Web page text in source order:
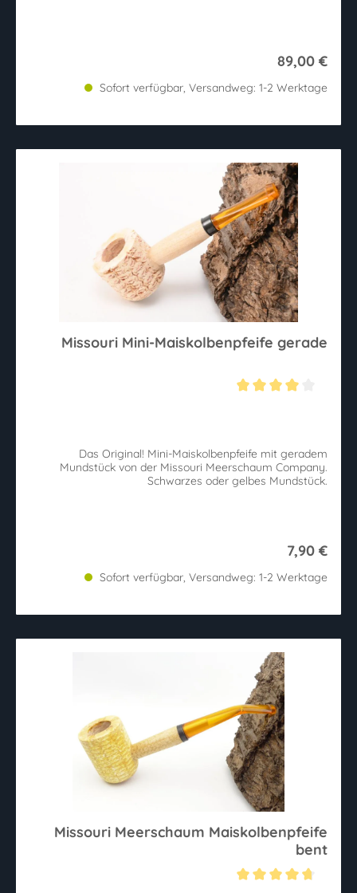
89,00 €
Sofort verfügbar, Versandweg: 1-2 Werktage
Missouri Mini-Maiskolbenpfeife gerade
Das Original! Mini-Maiskolbenpfeife mit geradem
Mundstück von der Missouri Meerschaum Company.
Schwarzes oder gelbes Mundstück.
7,90 €
Sofort verfügbar, Versandweg: 1-2 Werktage
Missouri Meerschaum Maiskolbenpfeife
bent